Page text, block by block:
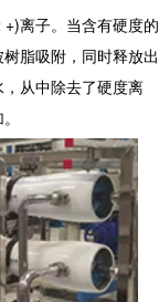
离子。当含有硬度的
脂吸附，同时释放出
从中除去了硬度离